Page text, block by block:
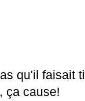
qu'il faisait
ça cause!